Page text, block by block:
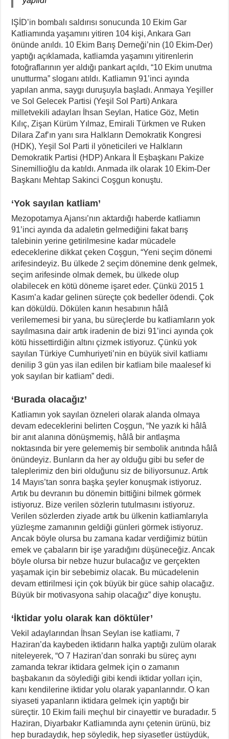
IŞİD’in bombalı saldırısı sonucunda 10 Ekim Gar
Katliamında yaşamını yitiren 104 kişi, Ankara Garı
önünde anıldı. 10 Ekim Barış Derneği’nin (10 Ekim-Der)
yaptığı açıklamada, katliamda yaşamını yitirenlerin
fotoğraflarının yer aldığı pankart açıldı, “10 Ekim unutma
unutturma” sloganı atıldı. Katliamın 91’inci ayında
yapılan anma, saygı duruşuyla başladı. Anmaya Yeşiller
ve Sol Gelecek Partisi (Yeşil Sol Parti) Ankara
milletvekili adayları İhsan Seylan, Hatice Göz, Metin
Kılıç, Zişan Kürüm Yılmaz, Emirali Türkmen ve Ruken
Dilara Zaf’ın yanı sıra Halkların Demokratik Kongresi
(HDK), Yeşil Sol Parti il yöneticileri ve Halkların
Demokratik Partisi (HDP) Ankara İl Eşbaşkanı Pakize
Sinemillioğlu da katıldı. Anmada ilk olarak 10 Ekim-Der
Başkanı Mehtap Sakinci Coşgun konuştu.
‘Yok sayılan katliam’
Mezopotamya Ajansı’nın aktardığı haberde katliamın
91’inci ayında da adaletin gelmediğini fakat barış
talebinin yerine getirilmesine kadar mücadele
edeceklerine dikkat çeken Coşgun, “Yeni seçim dönemi
arifesindeyiz. Bu ülkede 2 seçim dönemine denk gelmek,
seçim arifesinde olmak demek, bu ülkede olup
olabilecek en kötü döneme işaret eder. Çünkü 2015 1
Kasım’a kadar gelinen süreçte çok bedeller ödendi. Çok
kan döküldü. Dökülen kanın hesabının hâlâ
verilememesi bir yana, bu süreçlerde bu katliamların yok
sayılmasına dair artık iradenin de bizi 91’inci ayında çok
kötü hissettirdiğin altını çizmek istiyoruz. Çünkü yok
sayılan Türkiye Cumhuriyeti’nin en büyük sivil katliamı
denilip 3 gün yas ilan edilen bir katliam bile maalesef ki
yok sayılan bir katliam” dedi.
‘Burada olacağız’
Katliamın yok sayılan özneleri olarak alanda olmaya
devam edeceklerini belirten Coşgun, “Ne yazık ki hâlâ
bir anıt alanına dönüşmemiş, hâlâ bir antlaşma
noktasında bir yere gelememiş bir sembolik anıtında hâlâ
önündeyiz. Bunların da her ay olduğu gibi bu sefer de
taleplerimiz den biri olduğunu siz de biliyorsunuz. Artık
14 Mayıs’tan sonra başka şeyler konuşmak istiyoruz.
Artık bu devranın bu dönemin bittiğini bilmek görmek
istiyoruz. Bize verilen sözlerin tutulmasını istiyoruz.
Verilen sözlerden ziyade artık bu ülkenin katliamlarıyla
yüzleşme zamanının geldiği günleri görmek istiyoruz.
Ancak böyle olursa bu zamana kadar verdiğimiz bütün
emek ve çabaların bir işe yaradığını düşüneceğiz. Ancak
böyle olursa bir nebze huzur bulacağız ve gerçekten
yaşamak için bir sebebimiz olacak. Bu mücadelenin
devam ettirilmesi için çok büyük bir güce sahip olacağız.
Büyük bir motivasyona sahip olacağız” diye konuştu.
‘İktidar yolu olarak kan döktüler’
Vekil adaylarından İhsan Seylan ise katliamı, 7
Haziran’da kaybeden iktidarın halka yaptığı zulüm olarak
niteleyerek, “O 7 Haziran’dan sonraki bu süreç aynı
zamanda tekrar iktidara gelmek için o zamanın
başbakanın da söylediği gibi kendi iktidar yolları için,
kanı kendilerine iktidar yolu olarak yapanlarındır. O kan
siyaseti yapanların iktidara gelmek için yaptığı bir
süreçtir. 10 Ekim faili meçhul bir cinayettir ve buradadır. 5
Haziran, Diyarbakır Katliamında aynı çetenin ürünü, biz
hep buradaydık, hep söyledik, hep siyasetler üstüydük,